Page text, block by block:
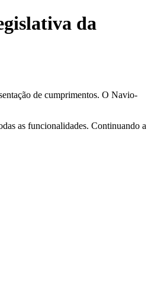
da
de cumprimentos. O Navio-
as funcionalidades. Continuando a